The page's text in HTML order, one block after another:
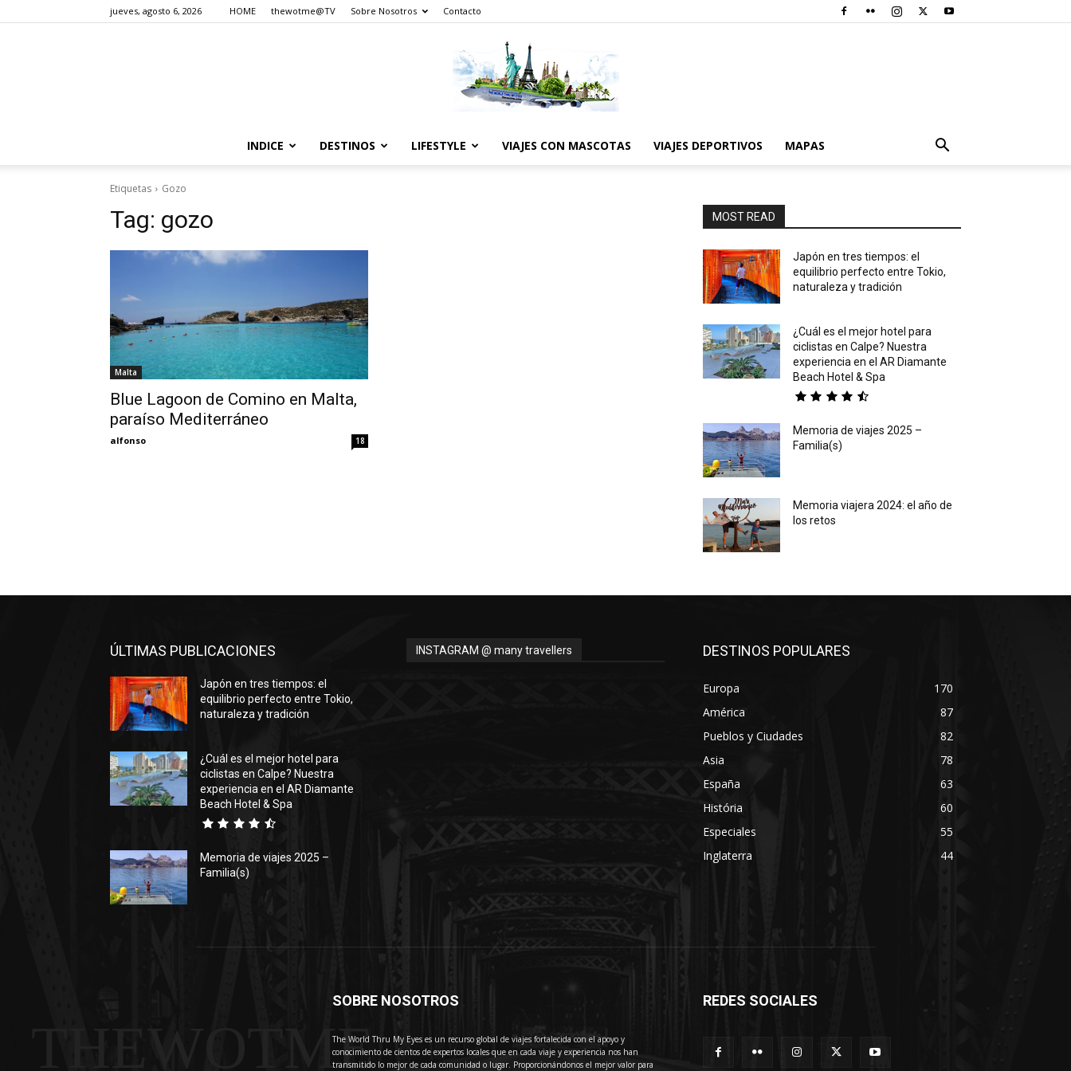
jueves, agosto 6, 2026 HOME thewotme@TV Sobre Nosotros Contacto
INDICE DESTINOS LIFESTYLE VIAJES CON MASCOTAS VIAJES DEPORTIVOS MAPAS
Etiquetas Gozo
Tag: gozo
Malta
Blue Lagoon de Comino en Malta,
paraíso Mediterráneo
alfonso 18
MOST READ
Japón en tres tiempos: el
equilibrio perfecto entre Tokio,
naturaleza y tradición
¿Cuál es el mejor hotel para
ciclistas en Calpe? Nuestra
experiencia en el AR Diamante
Beach Hotel & Spa
Memoria de viajes 2025 –
Familia(s)
Memoria viajera 2024: el año de
los retos
ÚLTIMAS PUBLICACIONES
Japón en tres tiempos: el
equilibrio perfecto entre Tokio,
naturaleza y tradición
¿Cuál es el mejor hotel para
ciclistas en Calpe? Nuestra
experiencia en el AR Diamante
Beach Hotel & Spa
Memoria de viajes 2025 –
Familia(s)
INSTAGRAM @ many travellers DESTINOS POPULARES
Europa
170
América
87
Pueblos y Ciudades
82
Asia
78
España
63
História
60
Especiales
55
Inglaterra
44
THEWOTME
SOBRE NOSOTROS
The World Thru My Eyes es un recurso global de viajes fortalecida con el apoyo y
conocimiento de cientos de expertos locales que en cada viaje y experiencia nos han
transmitido lo mejor de cada comunidad o lugar. Proporcionándonos el mejor valor para
REDES SOCIALES